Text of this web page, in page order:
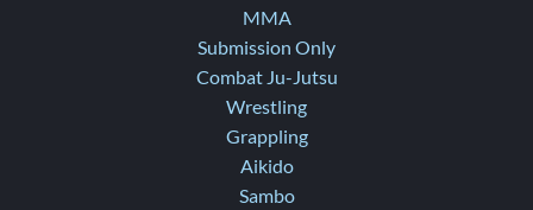
MMA
Submission Only
Combat Ju-Jutsu
Wrestling
Grappling
Aikido
Sambo